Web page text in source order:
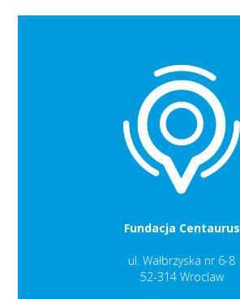
Fundacja Centaurus
ul. Wałbrzyska nr 6-8
52-314 Wroclaw